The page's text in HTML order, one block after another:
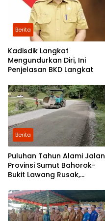
Berita
Kadisdik Langkat
Mengundurkan Diri, Ini
Penjelasan BKD Langkat
Berita
Puluhan Tahun Alami Jalan
Provinsi Sumut Bahorok-
Bukit Lawang Rusak,
Perbaikan